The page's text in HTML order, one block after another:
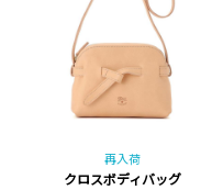
再入荷
クロスボディバッグ